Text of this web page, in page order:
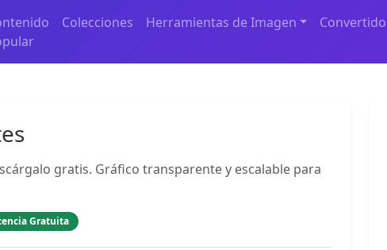
Colecciones Herramientas de Imagen
gratis. Gráfico transparente y escalable para
Gratuita